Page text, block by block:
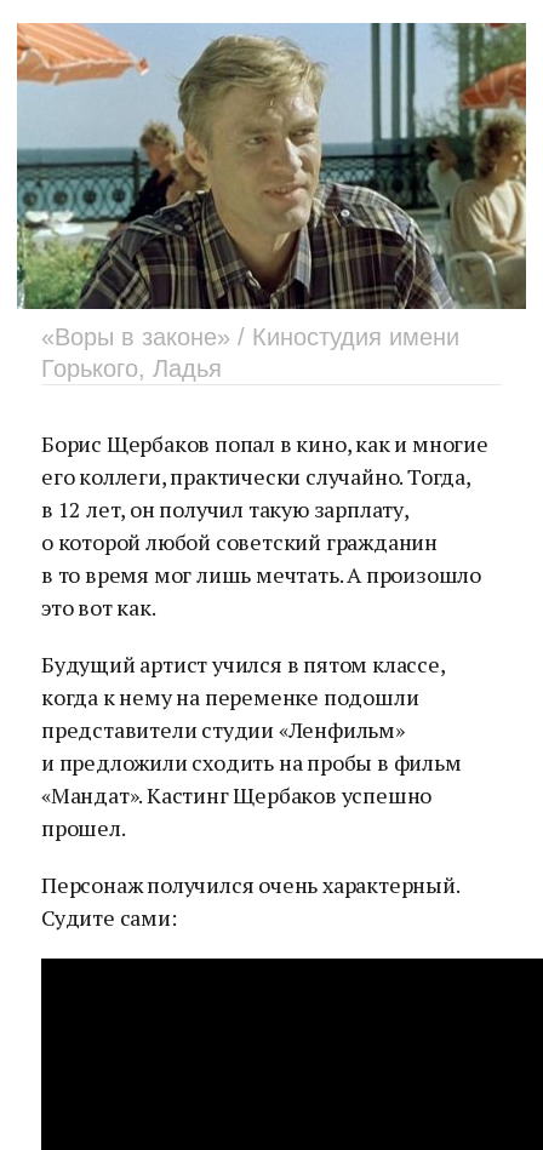
«Воры в законе» / Киностудия имени
Горького, Ладья
Борис Щербаков попал в кино, как и многие
его коллеги, практически случайно. Тогда,
в 12 лет, он получил такую зарплату,
о которой любой советский гражданин
в то время мог лишь мечтать. А произошло
это вот как.
Будущий артист учился в пятом классе,
когда к нему на переменке подошли
представители студии «Ленфильм»
и предложили сходить на пробы в фильм
«Мандат». Кастинг Щербаков успешно
прошел.
Персонаж получился очень характерный.
Судите сами: